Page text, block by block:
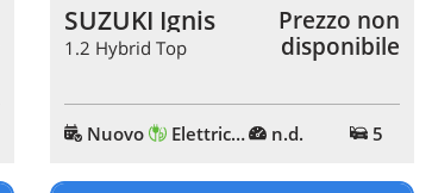
SUZUKI Ignis
1.2 Hybrid Top
Prezzo non
disponibile
Nuovo Elettrica/Benzina n.d. 5